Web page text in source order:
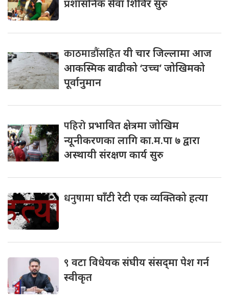
प्रशासनिक सेवा शिविर सुरु
काठमाडौंसहितयी चार जिल्लामा आज
आकस्मिक बाढीको ‘उच्च’ जोखिमको
पूर्वानुमान
पहिरोप्रभावित क्षेत्रमा जोखिम
न्यूनीकरणका लागि का.म.पा ७ द्वारा
अस्थायी संरक्षण कार्य सुरु
धनुषामाघाँटी रेटी एक व्यक्तिको हत्या
९ वटा विधेयक संघीय संसद्‌मा पेश गर्न
स्वीकृत